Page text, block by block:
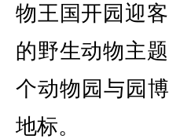
物王国开园迎
的野生动物主
个动物园与园
地标。